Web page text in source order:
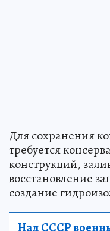
Для сохранения
требуется
конструкций,
восстановление
создание
Над СССР